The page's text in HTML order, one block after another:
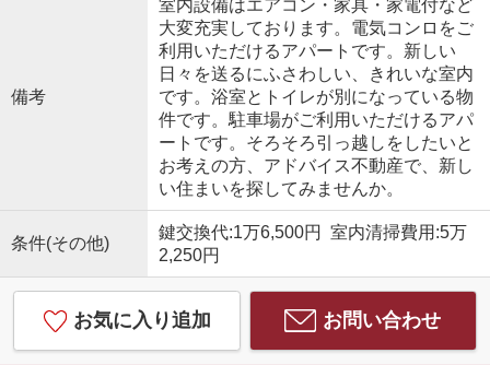
備考
室内設備はエアコン・家具・家電付など
大変充実しております。電気コンロをご
利用いただけるアパートです。新しい
日々を送るにふさわしい、きれいな室内
です。浴室とトイレが別になっている物
件です。駐車場がご利用いただけるアパ
ートです。そろそろ引っ越しをしたいと
お考えの方、アドバイス不動産で、新し
い住まいを探してみませんか。
条件(その他)
鍵交換代:1万6,500円 室内清掃費用:5万
2,250円
お気に入り追加 お問い合わせ